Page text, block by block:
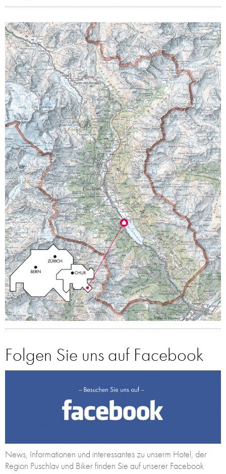
Folgen Sie uns auf Facebook
News, Informationen und interessantes zu unserm Hotel, der
Region Puschlav und Biker finden Sie auf unserer Facebook